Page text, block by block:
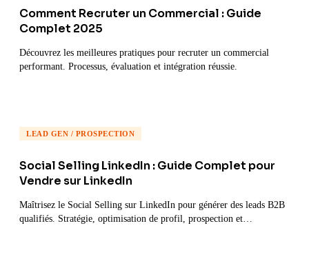
Comment Recruter un Commercial : Guide
Complet 2025
Découvrez les meilleures pratiques pour recruter un commercial
performant. Processus, évaluation et intégration réussie.
LEAD GEN / PROSPECTION
Social Selling LinkedIn : Guide Complet pour
Vendre sur LinkedIn
Maîtrisez le Social Selling sur LinkedIn pour générer des leads B2B
qualifiés. Stratégie, optimisation de profil, prospection et